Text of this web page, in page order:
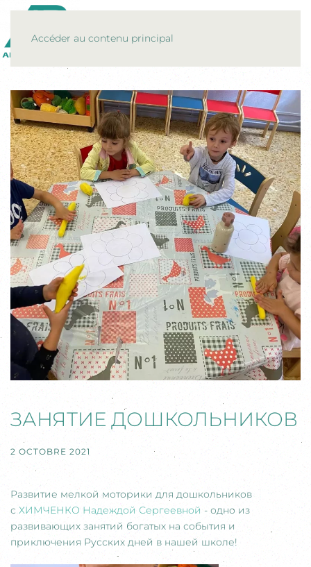
Accéder au contenu principal
ЗАНЯТИЕ ДОШКОЛЬНИКОВ
2 OCTOBRE 2021
Развитие мелкой моторики для дошкольников
с ХИМЧЕНКО Надеждой Сергеевной - одно из
развивающих занятий богатых на события и
приключения Русских дней в нашей школе!